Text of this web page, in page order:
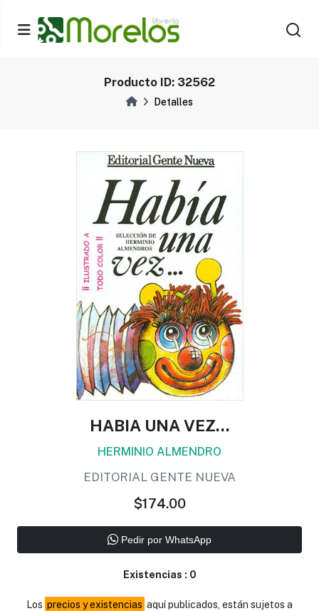
Producto ID: 32562
Detalles
HABIA UNA VEZ...
HERMINIO ALMENDRO
EDITORIAL GENTE NUEVA
$174.00
Pedir por WhatsApp
Existencias : 0
Los precios y existencias aquí publicados, están sujetos a